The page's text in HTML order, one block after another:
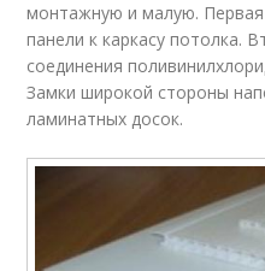
монтажную и малую.
панели к каркасу потолка.
соединения
Замки широкой стороны
ламинатных досок.